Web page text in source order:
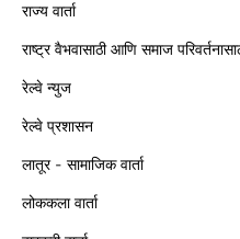
राज्य वार्ता
राष्ट्र वैभवासाठी आणि समाज
रेल्वे न्युज
रेल्वे प्रशासन
लातूर - सामाजिक वार्ता
लोककला वार्ता